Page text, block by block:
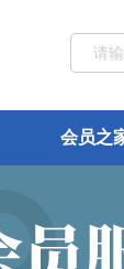
会员之